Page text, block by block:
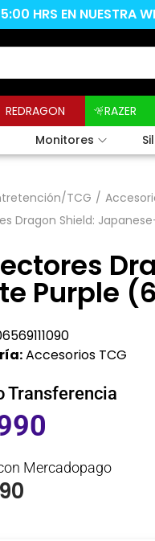
HRS EN NUESTRA
REDRAGON RAZER
Monitores
TCG /
Dragon Shield:
Purple
Accesorios TCG
Transferencia
Mercadopago